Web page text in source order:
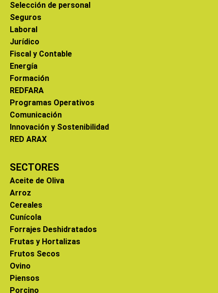
Selección de personal
Seguros
Laboral
Jurídico
Fiscal y Contable
Energía
Formación
REDFARA
Programas Operativos
Comunicación
Innovación y Sostenibilidad
RED ARAX
SECTORES
Aceite de Oliva
Arroz
Cereales
Cunícola
Forrajes Deshidratados
Frutas y Hortalizas
Frutos Secos
Ovino
Piensos
Porcino